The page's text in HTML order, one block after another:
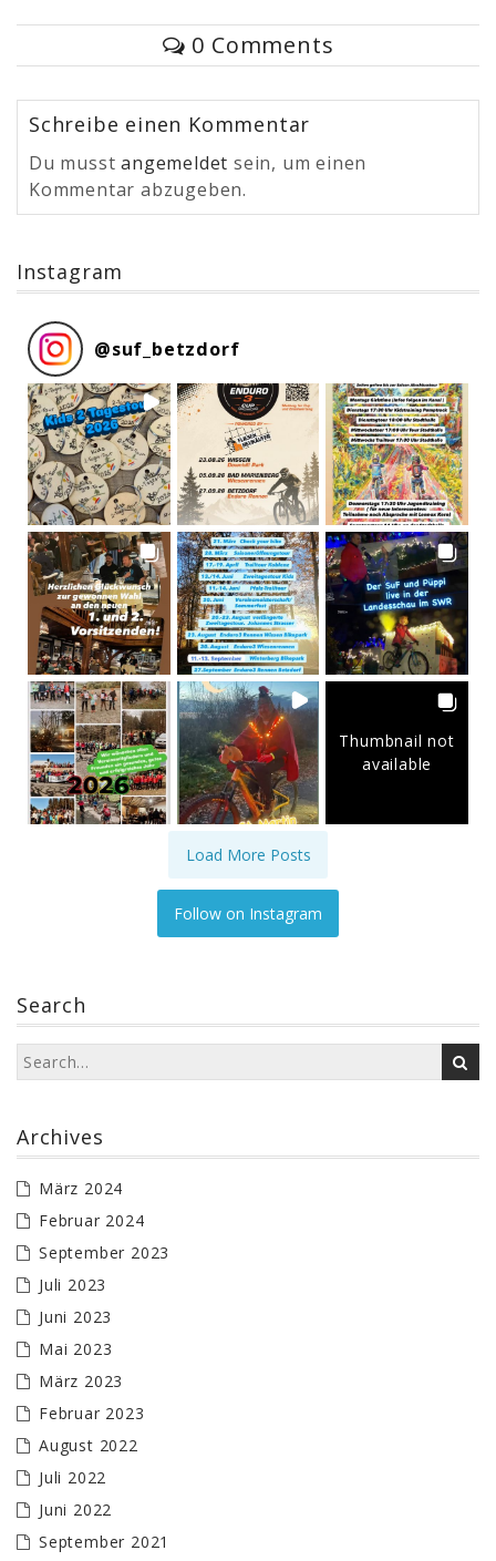
0 Comments
Schreibe einen Kommentar
Du musstangemeldet sein, um einen
Kommentar abzugeben.
Instagram
@suf_betzdorf
Thumbnail not
available
Load More Posts
Follow on Instagram
Search
Archives
März 2024
Februar 2024
September 2023
Juli 2023
Juni 2023
Mai 2023
März 2023
Februar 2023
August 2022
Juli 2022
Juni 2022
September 2021